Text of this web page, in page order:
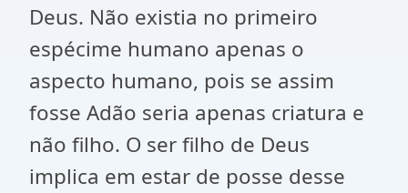
Deus. Não existia no primeiro
espécime humano apenas o
aspecto humano, pois se assim
fosse Adão seria apenas criatura e
não filho. O ser filho de Deus
implica em estar de posse desse